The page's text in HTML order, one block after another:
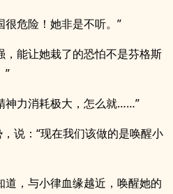
很危险！她非是不听。”
，能让她栽了的恐怕不是芬格斯
”
神力消耗极大，怎么就……”
说：“现在我们该做的是唤醒小
道，与小律血缘越近，唤醒她的